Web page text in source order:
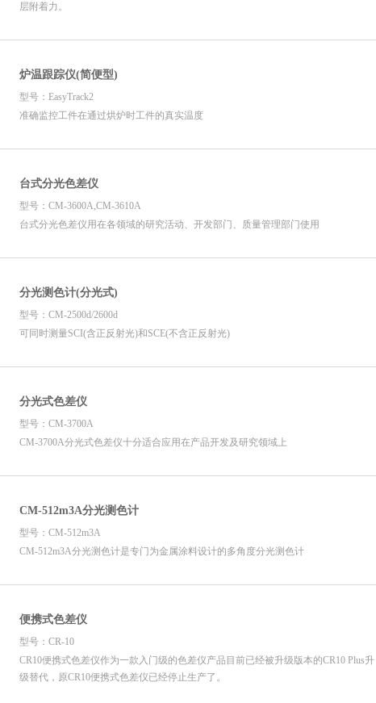
层附着力。
炉温跟踪仪(简便型)
型号：EasyTrack2
准确监控工件在通过烘炉时工件的真实温度
台式分光色差仪
型号：CM-3600A,CM-3610A
台式分光色差仪用在各领域的研究活动、开发部门、质量管理部门使用
分光测色计(分光式)
型号：CM-2500d/2600d
可同时测量SCI(含正反射光)和SCE(不含正反射光)
分光式色差仪
型号：CM-3700A
CM-3700A分光式色差仪十分适合应用在产品开发及研究领域上
CM-512m3A分光测色计
型号：CM-512m3A
CM-512m3A分光测色计是专门为金属涂料设计的多角度分光测色计
便携式色差仪
型号：CR-10
CR10便携式色差仪作为一款入门级的色差仪产品目前已经被升级版本的CR10 Plus升
级替代，原CR10便携式色差仪已经停止生产了。